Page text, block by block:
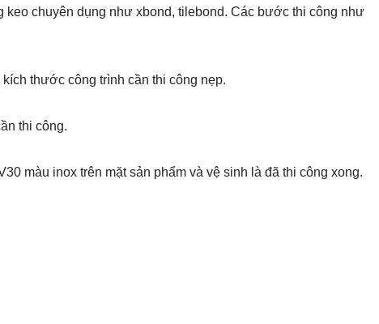
keo chuyên dụng như xbond, tilebond. Các bước thi công như
thước công trình cần thi công nẹp.
thi công.
màu inox trên mặt sản phẩm và vệ sinh là đã thi công xong.